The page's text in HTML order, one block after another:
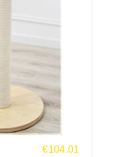
€104.01